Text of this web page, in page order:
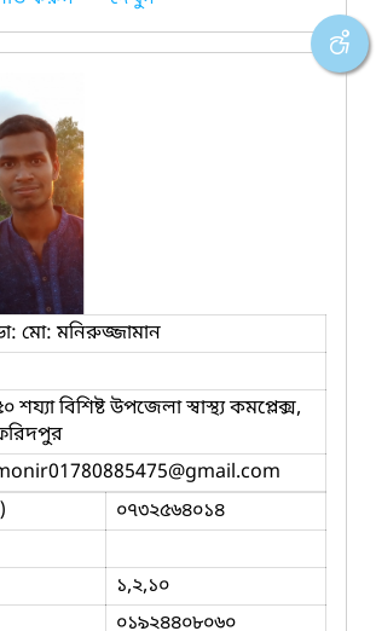
মো: মনিরুজ্জামান
শয্যা বিশিষ্ট উপজেলা স্বাস্থ্য কমপ্লেক্স,
@gmail.com
০৭৩২৫৬৪০১৪
১,২,১০
০১৯২৪৪০৮০৬০